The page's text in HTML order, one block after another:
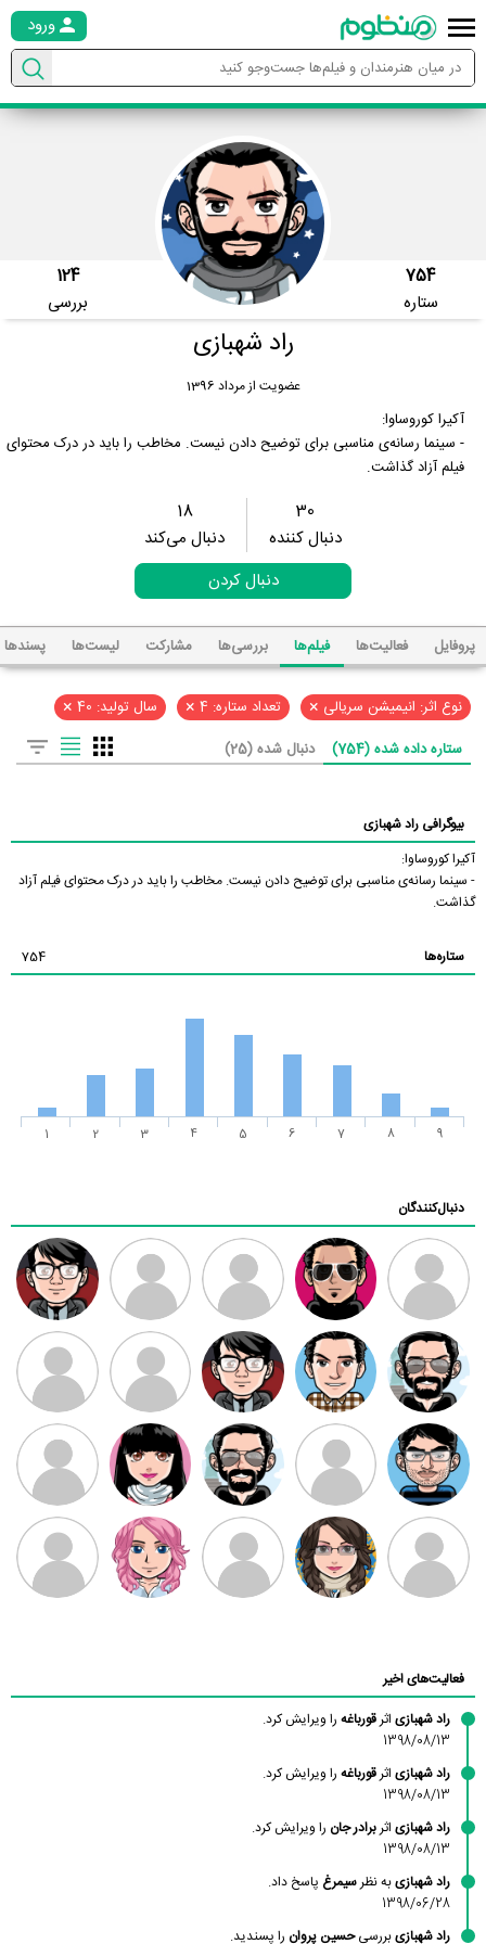
ورود
754
ستاره
124
بررسی
راد شهبازی
عضویت از مرداد 1396
آکیرا کوروساوا:
- سینما رسانه‌ی مناسبی برای توضیح دادن نیست. مخاطب را باید در درک محتوای
فیلم آزاد گذاشت.
30
دنبال کننده
18
دنبال می‌کند
دنبال کردن
پروفایل فعالیت‌ها فیلم‌ها بررسی‌ها مشارکت لیست‌ها پسند‌ها
نوع اثر: انیمیشن سریالی × تعداد ستاره: 4 × سال تولید: 40 ×
ستاره داده شده (754) دنبال شده (25)
بیوگرافی راد شهبازی
آکیرا کوروساوا:
- سینما رسانه‌ی مناسبی برای توضیح دادن نیست. مخاطب را باید در درک محتوای فیلم آزاد
گذاشت.
ستاره‌ها 754
1 2 3 4 5 6 7 8 9
دنبال‌کنندگان
ممدرضا رضا کاظمی زهرا ~ ابتین
سید محمد
موسوی
مهدی فرهمند مهدی سلطانی داود رضیی
طرفدار میلی
بابی براون
کیوان کیانی
سامان راحمی امیردلتا امیروو ملیکا منتظری عارفه داستانپور
فعالیت‌های اخیر
راد شهبازی اثرقورباغه را ویرایش کرد.
1398/08/13
راد شهبازی اثرقورباغه را ویرایش کرد.
1398/08/13
راد شهبازی اثربرادر جان را ویرایش کرد.
1398/08/13
راد شهبازیبه نظرسیمرغ پاسخ داد.
1398/06/28
راد شهبازیبررسیحسین پروان را پسندید.